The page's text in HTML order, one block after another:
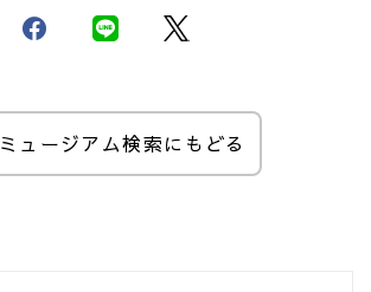
ミュージアム検索にもどる